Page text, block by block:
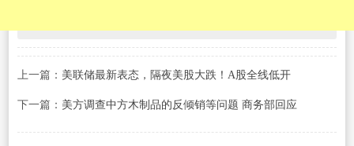
上一篇： 美联储最新表态，隔夜美股大跌！A股全线低开
下一篇： 美方调查中方木制品的反倾销等问题 商务部回应